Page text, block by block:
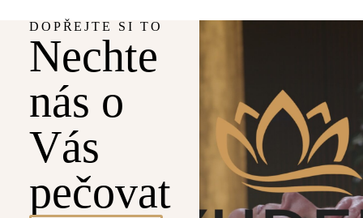
DOPŘEJTE SI TO
Nechte
nás o
Vás
pečovat